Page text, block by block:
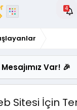
Var! 🎉
Sitesi İçin